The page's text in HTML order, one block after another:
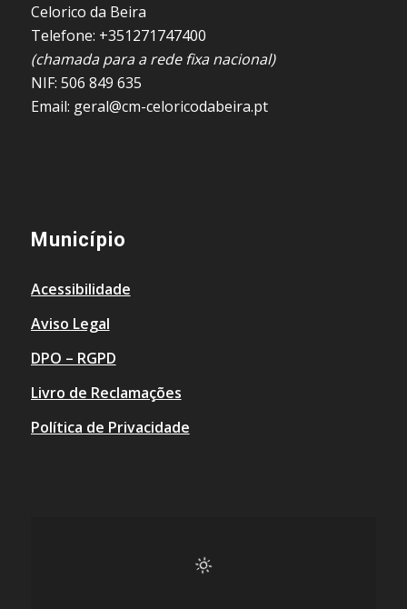
Celorico da Beira
Telefone: +351271747400
(chamada para a rede fixa nacional)
NIF: 506 849 635
Email: geral@cm-celoricodabeira.pt
Município
Acessibilidade
Aviso Legal
DPO – RGPD
Livro de Reclamações
Política de Privacidade